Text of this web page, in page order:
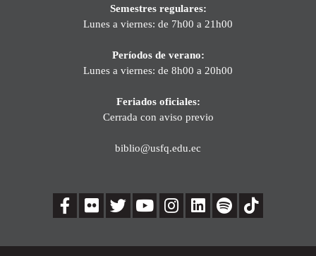
Semestres regulares:
Lunes a viernes: de 7h00 a 21h00
Períodos de verano:
Lunes a viernes: de 8h00 a 20h00
Feriados oficiales:
Cerrada con aviso previo
biblio@usfq.edu.ec